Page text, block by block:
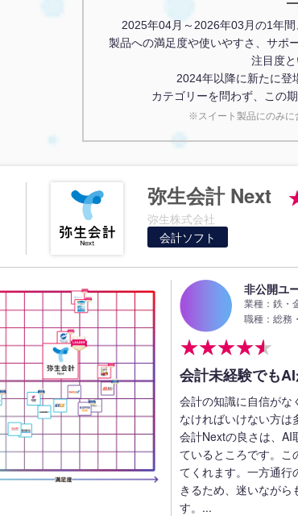
2025年04月～2026年03月の1年
製品への満足度や使いやすさ、サポ
注目度
2024年以降に新たに登
カテゴリーを問わず、この
※スイート製品にのみに
弥生会計 Next
弥生株式会社
会計ソフト
非公開ユ
業種：鉄・
職種：総務
会計未経験でも
会計の知識に自信がな
なければいけない方は
会計Nextの良さは、AI
ているところです。こ
てくれます。一方通
きるため、迷いなが
す。...